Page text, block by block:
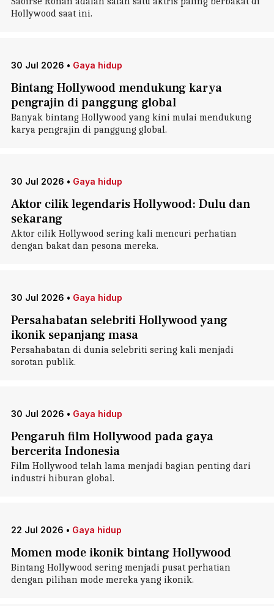
Hollywood saat ini.
30 Jul 2026 • Gaya hidup
Bintang Hollywood mendukung karya
pengrajin di panggung global
Banyak bintang Hollywood yang kini mulai mendukung
karya pengrajin di panggung global.
30 Jul 2026 • Gaya hidup
Aktor cilik legendaris Hollywood: Dulu dan
sekarang
Aktor cilik Hollywood sering kali mencuri perhatian
dengan bakat dan pesona mereka.
30 Jul 2026 • Gaya hidup
Persahabatan selebriti Hollywood yang
ikonik sepanjang masa
Persahabatan di dunia selebriti sering kali menjadi
sorotan publik.
30 Jul 2026 • Gaya hidup
Pengaruh film Hollywood pada gaya
bercerita Indonesia
Film Hollywood telah lama menjadi bagian penting dari
industri hiburan global.
22 Jul 2026 • Gaya hidup
Momen mode ikonik bintang Hollywood
Bintang Hollywood sering menjadi pusat perhatian
dengan pilihan mode mereka yang ikonik.